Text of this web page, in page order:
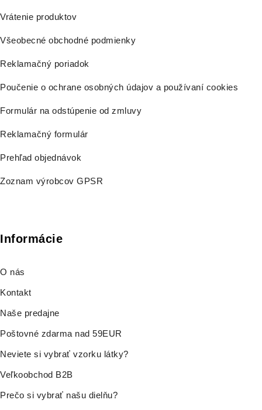
Vrátenie produktov
Všeobecné obchodné podmienky
Reklamačný poriadok
Poučenie o ochrane osobných údajov a používaní cookies
Formulár na odstúpenie od zmluvy
Reklamačný formulár
Prehľad objednávok
Zoznam výrobcov GPSR
Informácie
O nás
Kontakt
Naše predajne
Poštovné zdarma nad 59EUR
Neviete si vybrať vzorku látky?
Veľkoobchod B2B
Prečo si vybrať našu dielňu?